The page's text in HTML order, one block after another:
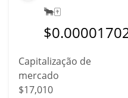
🐂🀄️
$
Capitalização de
mercado
$17,010